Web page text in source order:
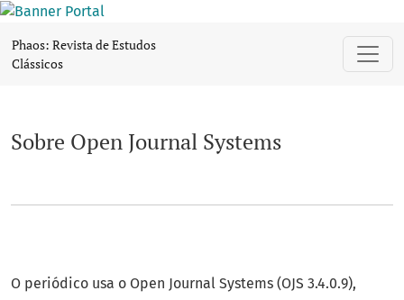
Phaos: Revista de Estudos
Clássicos
Sobre Open Journal Systems
O periódico usa o Open Journal Systems (OJS 3.4.0.9),